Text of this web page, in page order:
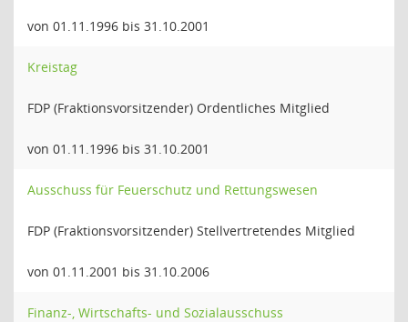
von 01.11.1996 bis 31.10.2001
Kreistag
FDP (Fraktionsvorsitzender) Ordentliches Mitglied
von 01.11.1996 bis 31.10.2001
Ausschuss für Feuerschutz und Rettungswesen
FDP (Fraktionsvorsitzender) Stellvertretendes Mitglied
von 01.11.2001 bis 31.10.2006
Finanz-, Wirtschafts- und Sozialausschuss